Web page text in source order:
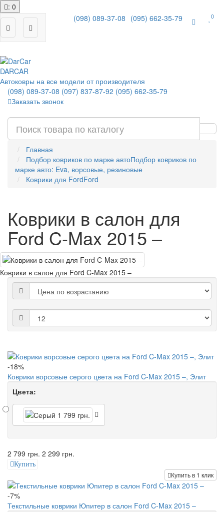
: 0
(098) 089-37-08 (095) 662-35-79 0
DARCAR
Автоковры на все модели от производителя
(098) 089-37-08 (097) 837-87-92 (095) 662-35-79
Заказать звонок
Главная
Подбор ковриков по марке автоПодбор ковриков по
марке авто: Eva, ворсовые, резиновые
Коврики для FordFord
Коврики в салон для
Ford C-Max 2015 –
Коврики в салон для Ford C-Max 2015 –
-18%
Коврики ворсовые серого цвета на Ford C-Max 2015 –, Элит
Цвета:
2 799 грн. 2 299 грн.
Купить
Купить в 1 клик
-7%
Текстильные коврики Юпитер в салон Ford C-Max 2015 –